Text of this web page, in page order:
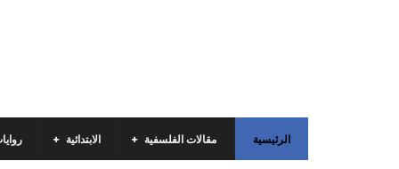
الرئيسية مقالات الفلسفية الابتدائية